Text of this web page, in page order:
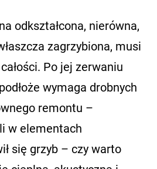
odkształcona, nierówna,
zagrzybiona, musi
Po jej zerwaniu
wymaga drobnych
remontu –
w elementach
się grzyb – czy warto